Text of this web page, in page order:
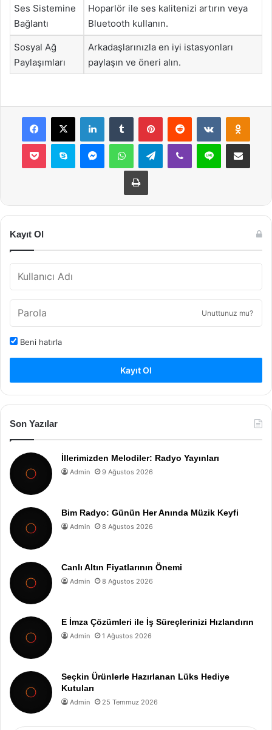
Ses Sistemine
Bağlantı
Hoparlör ile ses kalitenizi artırın veya
Bluetooth kullanın.
Sosyal Ağ
Paylaşımları
Arkadaşlarınızla en iyi istasyonları
paylaşın ve öneri alın.
Facebook
X LinkedInTumblr PinterestReddit VKontakte
Pocket Skype MessengerWhatsAppTelegramViber Line E-Posta ile
Yazdır
Kayıt Ol
Unuttunuz mu?
Beni hatırla
Kayıt Ol
Son Yazılar
İllerimizden Melodiler: Radyo Yayınları
Admin 9 Ağustos 2026
Bim Radyo: Günün Her Anında Müzik Keyfi
Admin 8 Ağustos 2026
Canlı Altın Fiyatlarının Önemi
Admin 8 Ağustos 2026
E İmza Çözümleri ile İş Süreçlerinizi Hızlandırın
Admin 1 Ağustos 2026
Seçkin Ürünlerle Hazırlanan Lüks Hediye
Kutuları
Admin 25 Temmuz 2026